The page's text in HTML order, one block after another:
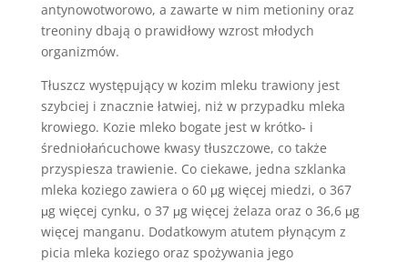
antynowotworowo, a zawarte w nim metioniny oraz
treoniny dbają o prawidłowy wzrost młodych
organizmów.
Tłuszcz występujący w kozim mleku trawiony jest
szybciej i znacznie łatwiej, niż w przypadku mleka
krowiego. Kozie mleko bogate jest w krótko- i
średniołańcuchowe kwasy tłuszczowe, co także
przyspiesza trawienie. Co ciekawe, jedna szklanka
mleka koziego zawiera o 60 μg więcej miedzi, o 367
μg więcej cynku, o 37 μg więcej żelaza oraz o 36,6 μg
więcej manganu. Dodatkowym atutem płynącym z
picia mleka koziego oraz spożywania jego